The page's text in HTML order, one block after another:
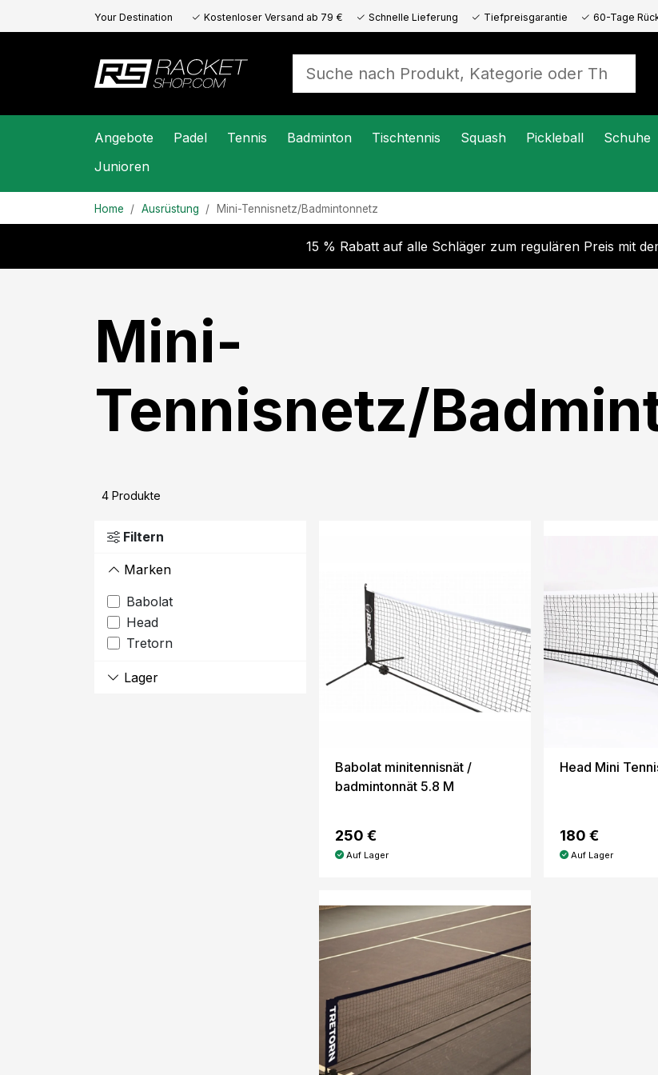
Your Destination
Kostenloser Versand ab 79 € Schnelle Lieferung Tiefpreisgarantie 60-Tage
Angebote Padel Tennis Badminton Tischtennis Squash Pickleball Schuhe
Junioren
Home Ausrüstung Mini-Tennisnetz/Badmintonnetz
15 % Rabatt auf alle Schläger zum regulären Preis mit
Mini-
Tennisnetz/
4 Produkte
Filtern
Marken
Babolat
Head
Tretorn
Lager
Babolat minitennisnät /
badmintonnät 5.8 M
250 €
Auf Lager
Head Mini
180 €
Auf Lager